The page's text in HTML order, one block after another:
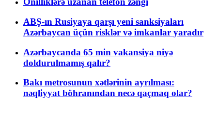
ABŞ-ın Rusiyaya qarşı yeni sanksiyaları
Azərbaycan üçün risklər və imkanlar yaradır
Azərbaycanda 65 min vakansiya niyə
doldurulmamış qalır?
Bakı metrosunun xətlərinin ayrılması:
nəqliyyat böhranından necə qaçmaq olar?